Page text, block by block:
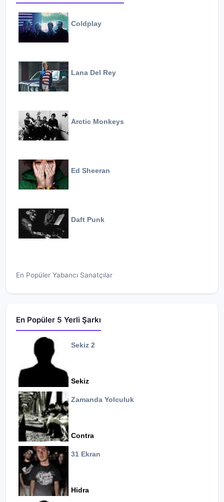
Coldplay
Lana Del Rey
Arctic Monkeys
Ed Sheeran
Daft Punk
En Popüler Yabancı Sanatçılar
En Popüler 5 Yerli Şarkı
Sekiz 2
Sekiz
Zamanda Yolculuk
Contra
31 Ekran
Hidra